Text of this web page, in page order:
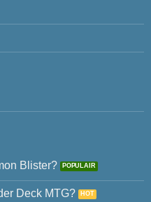
Blister?
Deck MTG?